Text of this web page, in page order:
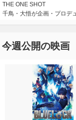
THE ONE SHOT
千鳥・大悟が企画・プロデ
今週公開の映画